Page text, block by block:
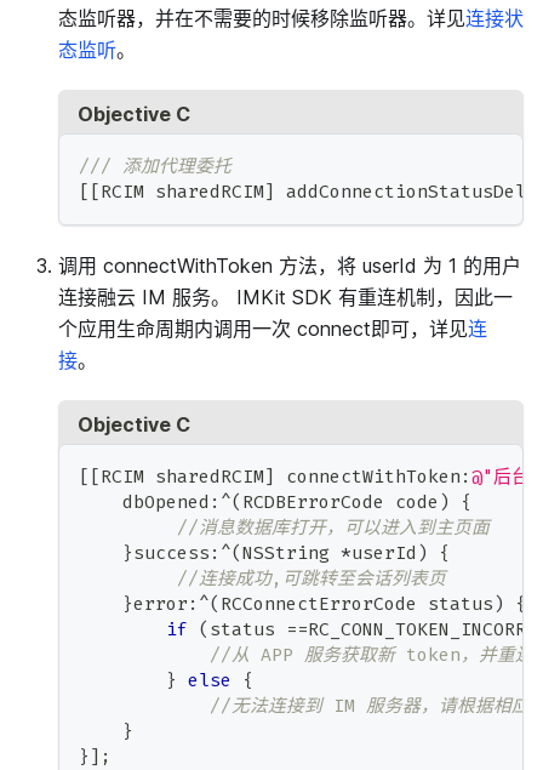
态监听器，并在不需要的时候移除监听器。详见连接状
态监听。
Objective C
/// 添加代理委托
[ [RCIM sharedRCIM]
调用 connectWithToken 方法，将 userId 为 1 的用户
连接融云 IM 服务。 IMKit SDK 有重连机制，因此一
个应用生命周期内调用一次 connect即可，详见连
接。
Objective C
[ [RCIM sharedRCIM] connectWithToken : @"后
    dbOpened
: ^( RCDBErrorCode code )
{
//消息数据库打开，可以进入到主页面
}success : ^(NSString *userId )
{
//连接成功,可跳转至会话列表页
}error : ^( RCConnectErrorCode status)
{
if ( status ==
//从 APP 服务获取新 token，并重连
} else
{
//无法连接到 IM 服务器，请根据相应
}
} ] ;